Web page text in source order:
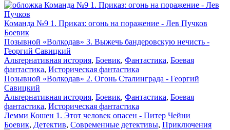
Команда №9 1. Приказ: огонь на поражение - Лев Пучков
Боевик
Позывной «Волкодав» 3. Выжечь бандеровскую нечисть -
Георгий Савицкий
Альтернативная история, Боевик, Фантастика, Боевая
фантастика, Историческая фантастика
Позывной «Волкодав» 2. Огонь Сталинграда - Георгий
Савицкий
Альтернативная история, Боевик, Фантастика, Боевая
фантастика, Историческая фантастика
Лемми Кошен 1. Этот человек опасен - Питер Чейни
Боевик, Детектив, Современные детективы, Приключения